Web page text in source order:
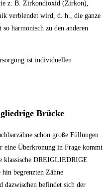
z. B. Zirkondioxid (Zirkon),
verblendet wird, d. h., die ganze
harmonisch zu den anderen
ist individuellen
Brücke
schon große Füllungen
eine Überkronung in Frage kommt
klassische DREIGLIEDRIGE
begrenzten Zähne
dazwischen befindet sich der